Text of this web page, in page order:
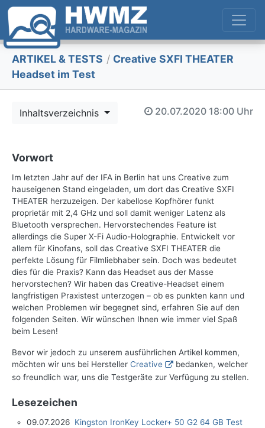
ARTIKEL & TESTS / Creative SXFI THEATER
Headset im Test
Inhaltsverzeichnis 20.07.2020 18:00 Uhr
Vorwort
Im letzten Jahr auf der IFA in Berlin hat uns Creative zum
hauseigenen Stand eingeladen, um dort das Creative SXFI
THEATER herzuzeigen. Der kabellose Kopfhörer funkt
proprietär mit 2,4 GHz und soll damit weniger Latenz als
Bluetooth versprechen. Hervorstechendes Feature ist
allerdings die Super X-Fi Audio-Holographie. Entwickelt vor
allem für Kinofans, soll das Creative SXFI THEATER die
perfekte Lösung für Filmliebhaber sein. Doch was bedeutet
dies für die Praxis? Kann das Headset aus der Masse
hervorstechen? Wir haben das Creative-Headset einem
langfristigen Praxistest unterzogen – ob es punkten kann und
welchen Problemen wir begegnet sind, erfahren Sie auf den
folgenden Seiten. Wir wünschen Ihnen wie immer viel Spaß
beim Lesen!
Bevor wir jedoch zu unserem ausführlichen Artikel kommen,
möchten wir uns bei Hersteller Creative
bedanken, welcher
so freundlich war, uns die Testgeräte zur Verfügung zu stellen.
Lesezeichen
09.07.2026 Kingston IronKey Locker+ 50 G2 64 GB Test